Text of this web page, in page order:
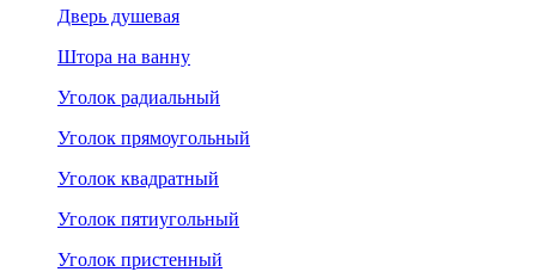
Дверь душевая
Штора на ванну
Уголок радиальный
Уголок прямоугольный
Уголок квадратный
Уголок пятиугольный
Уголок пристенный